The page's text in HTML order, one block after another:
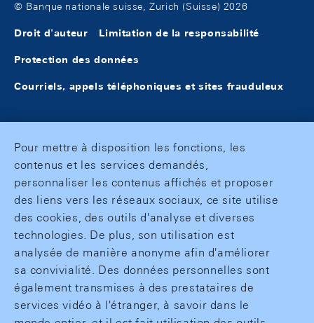
© Banque nationale suisse, Zurich (Suisse) 2026
Droit d'auteur Limitation de la responsabilité
Protection des données
Courriels, appels téléphoniques et sites frauduleux
Pour mettre à disposition les fonctions, les
contenus et les services demandés,
personnaliser les contenus affichés et proposer
des liens vers les réseaux sociaux, ce site utilise
des cookies, des outils d'analyse et diverses
technologies. De plus, son utilisation est
analysée de manière anonyme afin d'améliorer
sa convivialité. Des données personnelles sont
également transmises à des prestataires de
services vidéo à l'étranger, à savoir dans le